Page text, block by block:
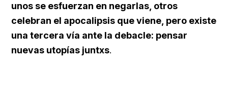
unos se esfuerzan en negarlas, otros
celebran el apocalipsis que viene, pero existe
una tercera vía ante la debacle: pensar
nuevas utopías juntxs.